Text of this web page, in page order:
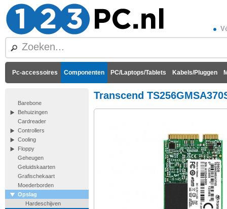
Pc-accessoires Componenten PC/Laptops/Tablets Kabels/Pluggen
Barebone
Behuizingen
Cardreader
Controllers
Cooling
Floppy
Geheugen
Geluidskaarten
Grafischekaart
Moederborden
Opslag
Hardeschijven
Transcend